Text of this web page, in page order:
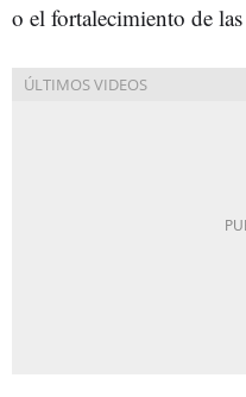
o el fortalecimiento de